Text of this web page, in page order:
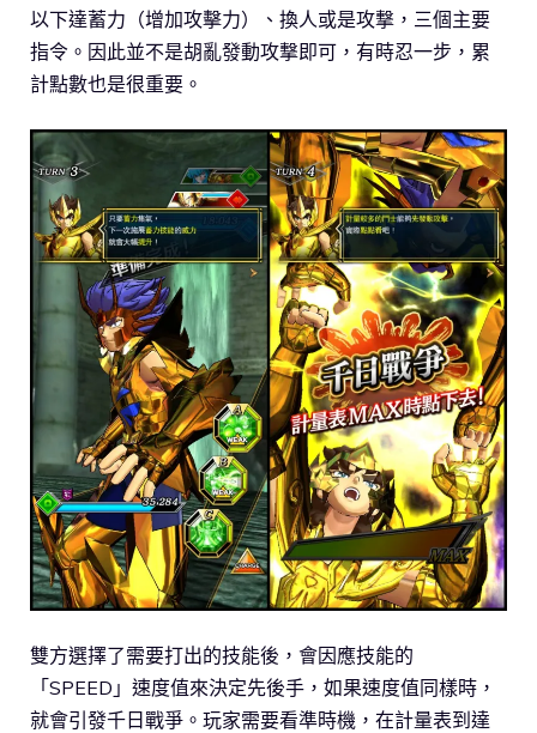
以下達蓄力（增加攻擊力）、換人或是攻撃，三個主要
指令。因此並不是胡亂發動攻撃即可，有時忍一步，累
計點數也是很重要。
雙方選擇了需要打出的技能後，會因應技能的
「SPEED」速度值來決定先後手，如果速度值同樣時，
就會引發千日戰爭。玩家需要看準時機，在計量表到達